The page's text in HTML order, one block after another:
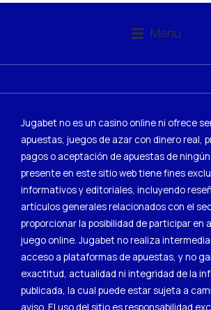
Menu
Jugabet no es un casino online ni ofrece
apuestas, juegos de azar con dinero real,
pagos o aceptación de apuestas de
presente en este sitio web tiene fines
informativos y editoriales, incluyendo
artículos generales relacionados con el
proporcionar la posibilidad de participar en
juego online. Jugabet no realiza
acceso a plataformas de apuestas, y no
exactitud, actualidad ni integridad de la
publicada, la cual puede estar sujeta a
aviso. El uso del sitio es responsabilidad